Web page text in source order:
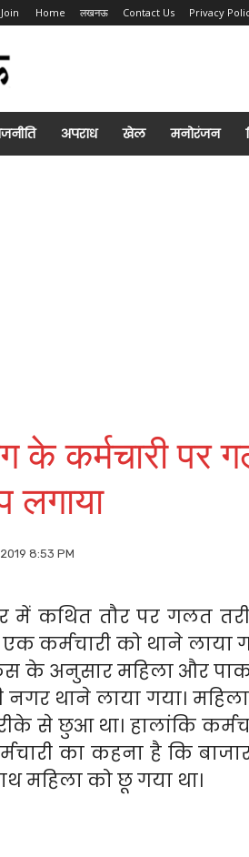
Home लखनऊ Contact Us Privacy
अपराध खेल मनोरंजन
के कर्मचारी पर
लगाया
8:53 PM
में कथित तौर पर गलत
कर्मचारी को थाने लाया
के अनुसार महिला और
नगर थाने लाया गया।
से छुआ था। हालांकि
का कहना है कि
महिला को छू गया था।